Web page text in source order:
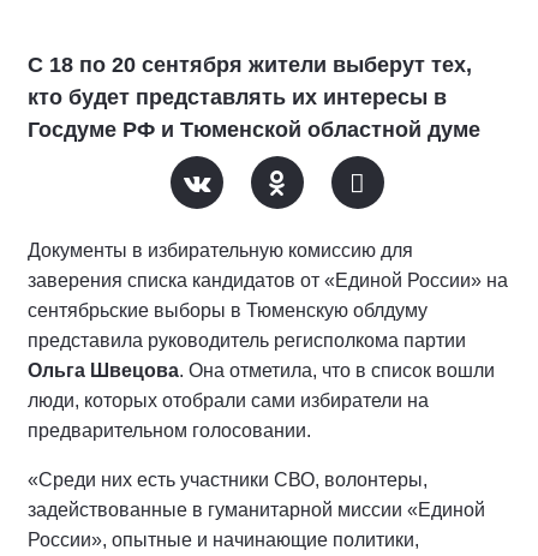
С 18 по 20 сентября жители выберут тех,
кто будет представлять их интересы в
Госдуме РФ и Тюменской областной думе
Документы в избирательную комиссию для
заверения списка кандидатов от «Единой России» на
сентябрьские выборы в Тюменскую облдуму
представила руководитель регисполкома партии
Ольга Швецова. Она отметила, что в список вошли
люди, которых отобрали сами избиратели на
предварительном голосовании.
«Среди них есть участники СВО, волонтеры,
задействованные в гуманитарной миссии «Единой
России», опытные и начинающие политики,